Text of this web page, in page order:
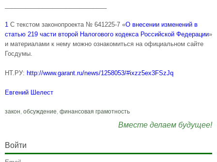
1 С текстом законопроекта № 641225-7 «О внесении изменений в
статью 219 части второй Налогового кодекса Российской Федерации»
и материалами к нему можно ознакомиться на официальном сайте
Госдумы.
НТ.РУ: http://www.garant.ru/news/1258053/#ixzz5ex3FSzJq
Евгений Шелест
закон, обсуждение, финансовая грамотность
Вместе делаем будущее!
Войти